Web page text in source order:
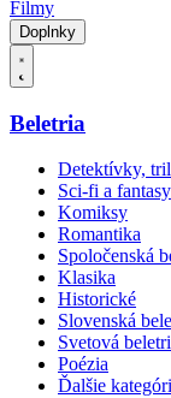
Filmy
Doplnky
Beletria
Detektívky,
Sci-fi a fantasy
Komiksy
Romantika
Spoločenská
Klasika
Historické
Slovenská
Svetová
Poézia
Ďalšie